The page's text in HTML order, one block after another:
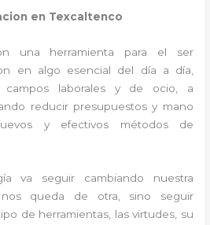
en Texcaltenco
una herramienta para el ser
en algo esencial del día a día,
campos laborales y de ocio, a
reducir presupuestos y mano
y efectivos métodos de
va seguir cambiando nuestra
queda de otra, sino seguir
de herramientas, las virtudes, su